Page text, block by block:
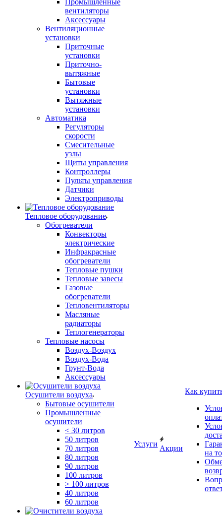
Промышленные
вентиляторы
Аксессуары
Вентиляционные
установки
Приточные
установки
Приточно-
вытяжные
Бытовые
установки
Вытяжные
установки
Автоматика
Регуляторы
скорости
Смесительные
узлы
Щиты управления
Контроллеры
Пульты управления
Датчики
Электроприводы
Тепловое оборудование
Обогреватели
Конвекторы
электрические
Инфракрасные
обогреватели
Тепловые пушки
Тепловые завесы
Газовые
обогреватели
Тепловентиляторы
Масляные
радиаторы
Теплогенераторы
Тепловые насосы
Воздух-Воздух
Воздух-Вода
Грунт-Вода
Аксессуары
Осушители воздуха
Бытовые осушители
Промышленные
осушители
< 30 литров
50 литров
70 литров
80 литров
90 литров
100 литров
> 100 литров
40 литров
60 литров
Услуги
Акции
Как
на